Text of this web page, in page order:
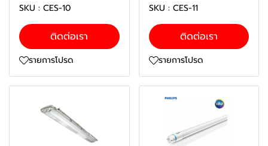
SKU : CES-10
ติดต่อเรา
รายการโปรด
SKU : CES-11
ติดต่อเรา
รายการโปรด